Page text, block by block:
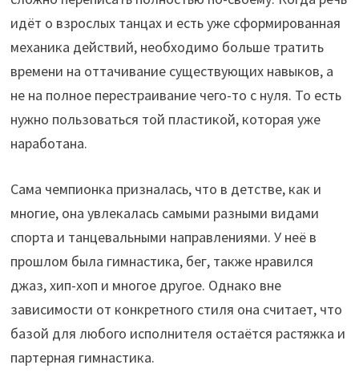
идёт о взрослых танцах и есть уже сформированная
механика действий, необходимо больше тратить
времени на оттачивание существующих навыков, а
не на полное перестраивание чего-то с нуля. То есть
нужно пользоваться той пластикой, которая уже
наработана.
Сама чемпионка призналась, что в детстве, как и
многие, она увлекалась самыми разными видами
спорта и танцевальными направлениями. У неё в
прошлом была гимнастика, бег, также нравился
джаз, хип-хоп и многое другое. Однако вне
зависимости от конкретного стиля она считает, что
базой для любого исполнителя остаётся растяжка и
партерная гимнастика.